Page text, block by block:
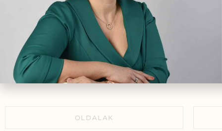
Vizesedés és puffadás
menstruáció előtt – A női
ciklus egyik leggyakoribb
2025.09.05.
OLDALAK